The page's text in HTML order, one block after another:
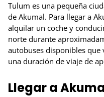
Tulum es una pequeña
de Akumal. Para llegar a
alquilar un coche y
norte durante
autobuses disponibles que
una duración de viaje de
Llegar a